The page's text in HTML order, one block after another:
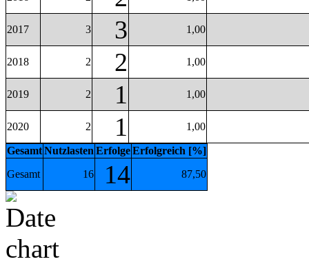
2017 3 3 1,00
2018 2 2 1,00
2019 2 1 1,00
2020 2 1 1,00
GesamtNutzlasten ErfolgeErfolgreich [%]
Gesamt
16 14 87,50